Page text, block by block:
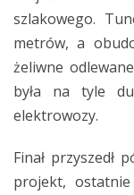
szlakowego.
metrów, a
żeliwne
była na tyle
elektrowozy.
Finał przyszedł
projekt,